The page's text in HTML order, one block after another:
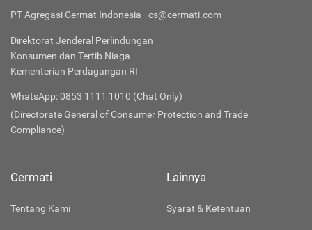
PT Agregasi Cermat Indonesia - cs@cermati.com
Direktorat Jenderal Perlindungan
Konsumen dan Tertib Niaga
Kementerian Perdagangan RI
WhatsApp: 0853 1111 1010 (Chat Only)
(Directorate General of Consumer Protection and Trade
Compliance)
Cermati
Tentang Kami
Lainnya
Syarat & Ketentuan